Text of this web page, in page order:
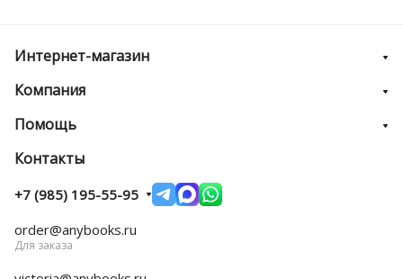
Интернет-магазин
Компания
Помощь
Контакты
+7 (985) 195-55-95
order@anybooks.ru
Для заказа